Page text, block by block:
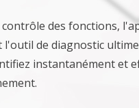
contrôle des fonctions,
l'outil de diagnostic
instantanément et